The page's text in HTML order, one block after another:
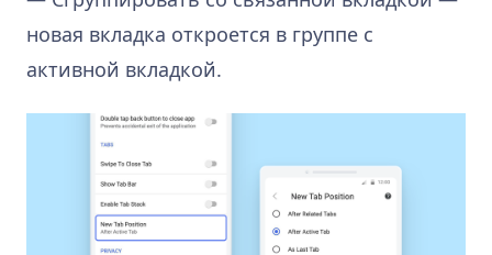
новая вкладка откроется в группе с
активной вкладкой.